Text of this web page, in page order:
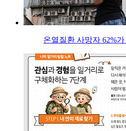
온열질환 사망자 62%